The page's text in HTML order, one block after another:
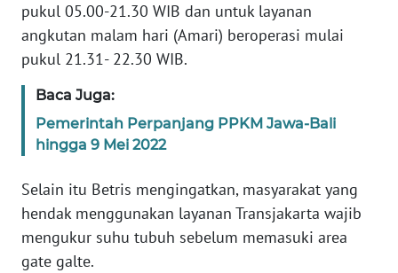
pukul 05.00-21.30 WIB dan untuk layanan
angkutan malam hari (Amari) beroperasi mulai
pukul 21.31- 22.30 WIB.
Baca Juga:
Pemerintah Perpanjang PPKM Jawa-Bali
hingga 9 Mei 2022
Selain itu Betris mengingatkan, masyarakat yang
hendak menggunakan layanan Transjakarta wajib
mengukur suhu tubuh sebelum memasuki area
gate galte.
WN
SULTRA
WN
WN
WN
SULBAR